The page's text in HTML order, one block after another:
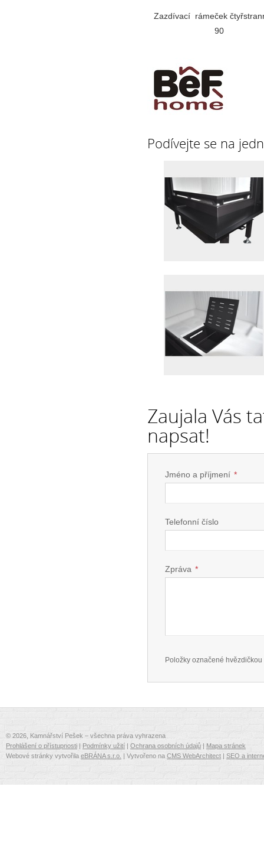
Zazdívací rámeček
90
Podívejte se na
Zaujala Vás
napsat!
Jméno a příjmení *
Telefonní číslo
Zpráva *
Položky označené hvězdičkou
© 2026, Kamnářství Pešek – všechna práva vyhrazena
Prohlášení o přístupnosti | Podmínky užití | Ochrana osobních údajů | Mapa stránek
Webové stránky vytvořila eBRÁNA s.r.o. | Vytvořeno na CMS WebArchitect | SEO a